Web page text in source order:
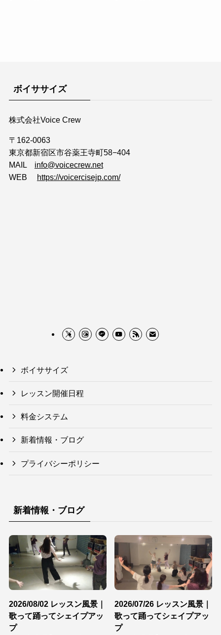
ボイササイズ
株式会社Voice Crew
〒162-0063
東京都新宿区市谷薬王寺町58−404
MAIL info@voicecrew.net
WEB https://voicercisejp.com/
ボイササイズ
レッスン開催日程
料金システム
新着情報・ブログ
プライバシーポリシー
新着情報・ブログ
2026/08/02 レッスン風景｜
歌って踊ってシェイプアッ
プ
2026/07/26 レッスン風景｜
歌って踊ってシェイプアッ
プ